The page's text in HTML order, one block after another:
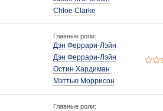
Chloe Clarke
Главные роли:
Дэн Феррари-Лэйн
Дэн Феррари-Лэйн
Остин Хардиман
Мэттью Моррисон
Главные роли: